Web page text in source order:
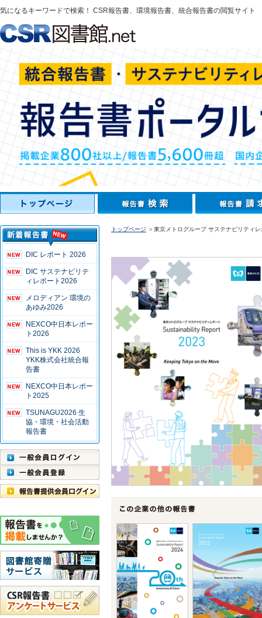
気になるキーワードで検索！ CSR報告書、環境報告書、統合報告書の閲覧サイト
DIC レポート 2026
DIC サステナビリテ
ィレポート2026
メロディアン 環境の
あゆみ2026
NEXCO中日本レポー
ト2026
This is YKK 2026
YKK株式会社統合報
告書
NEXCO中日本レポー
ト2025
TSUNAGU2026 生
協・環境・社会活動
報告書
トップページ ＞東京メトログループ サステナビリティ